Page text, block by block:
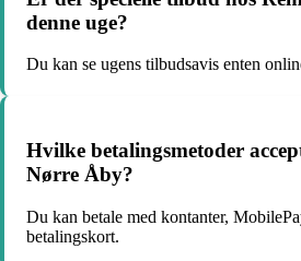
denne uge?
Du kan se ugens tilbudsavis enten
Hvilke betalingsmetoder
Nørre Åby?
Du kan betale med kontanter,
betalingskort.